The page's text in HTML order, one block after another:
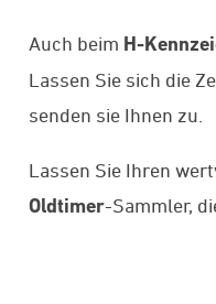
Auch beim H-
Lassen Sie sich die
senden sie Ihnen zu.
Lassen Sie Ihren
Oldtimer-Sammler,